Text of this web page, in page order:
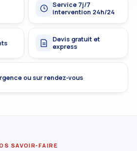
Service 7j/7
intervention 24h/24
Devis gratuit et
express
ou sur rendez‑vous
SAVOIR‑FAIRE